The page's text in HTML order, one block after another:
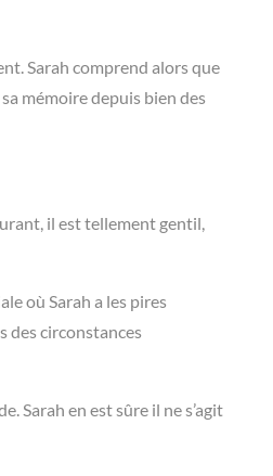
Sarah comprend alors que
mémoire depuis bien des
il est tellement gentil,
où Sarah a les pires
des circonstances
Sarah en est sûre il ne s’agit